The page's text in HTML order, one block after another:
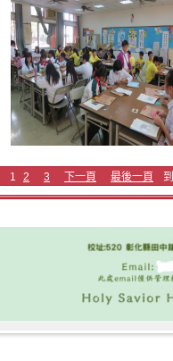
1 2 3 下一頁 最後一頁 到